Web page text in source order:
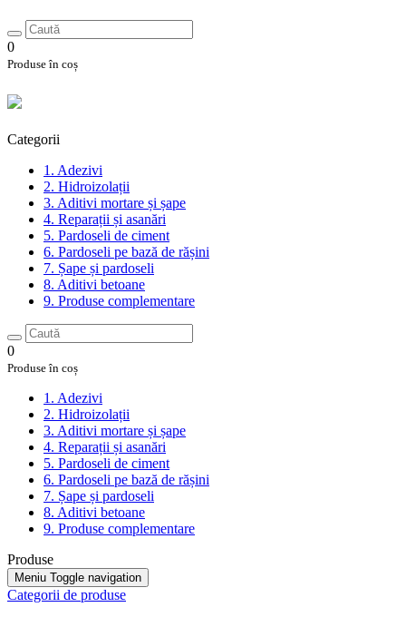
0
Produse în coș
Categorii
1. Adezivi
2. Hidroizolații
3. Aditivi mortare și șape
4. Reparații și asanări
5. Pardoseli de ciment
6. Pardoseli pe bază de rășini
7. Șape și pardoseli
8. Aditivi betoane
9. Produse complementare
0
Produse în coș
1. Adezivi
2. Hidroizolații
3. Aditivi mortare și șape
4. Reparații și asanări
5. Pardoseli de ciment
6. Pardoseli pe bază de rășini
7. Șape și pardoseli
8. Aditivi betoane
9. Produse complementare
Produse
Meniu Toggle navigation
Categorii de produse